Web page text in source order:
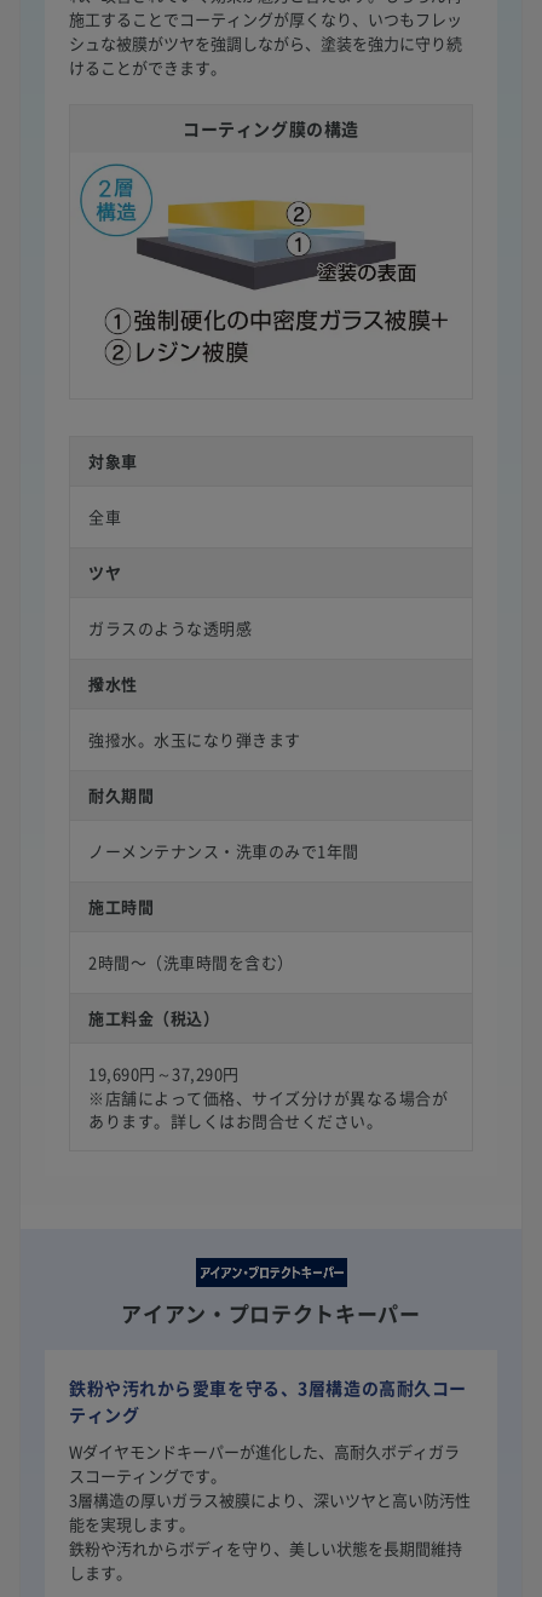
施工することでコーティングが厚くなり、いつもフレッ
シュな被膜がツヤを強調しながら、塗装を強力に守り続
けることができます。
コーティング膜の構造
対象車
全車
ツヤ
ガラスのような透明感
撥水性
強撥水。水玉になり弾きます
耐久期間
ノーメンテナンス・洗車のみで1年間
施工時間
2時間〜（洗車時間を含む）
施工料金（税込）
19,690円～37,290円
※店舗によって価格、サイズ分けが異なる場合が
あります。詳しくはお問合せください。
アイアン・プロテクトキーパー
鉄粉や汚れから愛車を守る、3層構造の高耐久コー
ティング
Wダイヤモンドキーパーが進化した、高耐久ボディガラ
スコーティングです。
3層構造の厚いガラス被膜により、深いツヤと高い防汚性
能を実現します。
鉄粉や汚れからボディを守り、美しい状態を長期間維持
します。